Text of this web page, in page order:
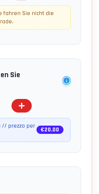
fahren Sie nicht die
Sie
// prezzo per
€20.00